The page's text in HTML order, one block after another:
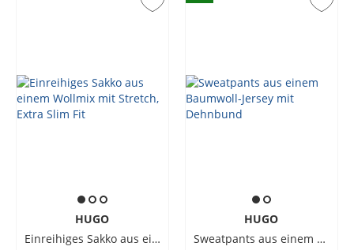
HUGO
Einreihiges Sakko aus einem Wollmix mit Stretch, Extra Slim Fit
HUGO
Sweatpants aus einem Baumwoll-Jersey mit Dehnbund